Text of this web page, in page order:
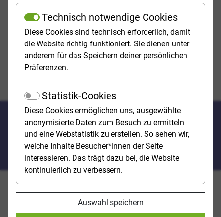
Technisch notwendige Cookies
Diese Cookies sind technisch erforderlich, damit
die Website richtig funktioniert. Sie dienen unter
anderem für das Speichern deiner persönlichen
Präferenzen.
Statistik-Cookies
Diese Cookies ermöglichen uns, ausgewählte
anonymisierte Daten zum Besuch zu ermitteln
und eine Webstatistik zu erstellen. So sehen wir,
welche Inhalte Besucher*innen der Seite
interessieren. Das trägt dazu bei, die Website
kontinuierlich zu verbessern.
Auswahl speichern
Orientieren Studieninfos Studienfelder
StartseiteStudienfelder
Sicher­heit und Gefahren­
abwehr, Rettungs­ingenieur­
wesen
Chemieunfälle: In unserer Welt kommt es immer
wieder zu Katastrophen. In solchen Situationen braucht